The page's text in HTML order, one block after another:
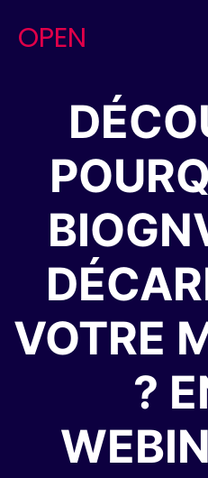
content
OPEN
VOTRE
?